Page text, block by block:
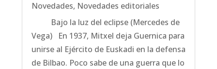
Novedades, Novedades editoriales
Bajo la luz del eclipse (Mercedes de
Vega) En 1937, Mitxel deja Guernica para
unirse al Ejército de Euskadi en la defensa
de Bilbao. Poco sabe de una guerra que lo